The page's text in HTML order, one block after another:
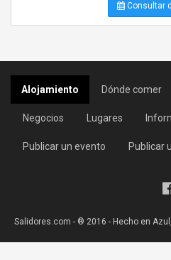
Consultar
Alojamiento Dónde comer
Negocios Lugares
Publicar un evento Publicar
Salidores.com - ® 2016 - Hecho en